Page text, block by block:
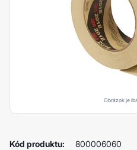
Obrázok je
Kód produktu:
800006060